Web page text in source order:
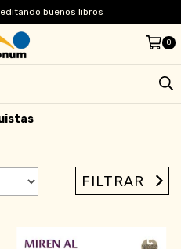
buenos libros
0
FILTRAR